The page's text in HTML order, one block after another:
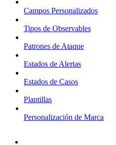
Campos Personalizados
Tipos de Observables
Patrones de Ataque
Estados de Alertas
Estados de Casos
Plantillas
Personalización de Marca